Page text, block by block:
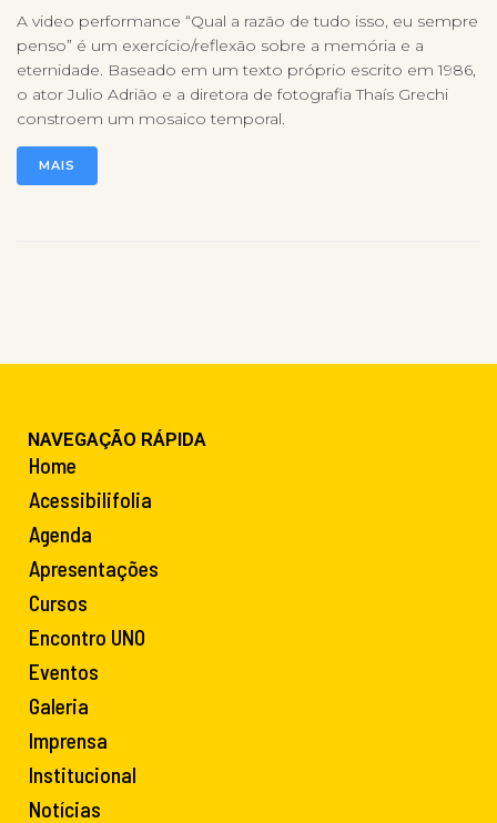
A video performance “Qual a razão de tudo isso, eu sempre
penso” é um exercício/reflexão sobre a memória e a
eternidade. Baseado em um texto próprio escrito em 1986,
o ator Julio Adrião e a diretora de fotografia Thaís Grechi
constroem um mosaico temporal.
MAIS
NAVEGAÇÃO RÁPIDA
Home
Acessibilifolia
Agenda
Apresentações
Cursos
Encontro UNO
Eventos
Galeria
Imprensa
Institucional
Notícias